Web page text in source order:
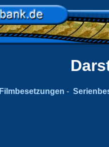
Filmbesetzungen -